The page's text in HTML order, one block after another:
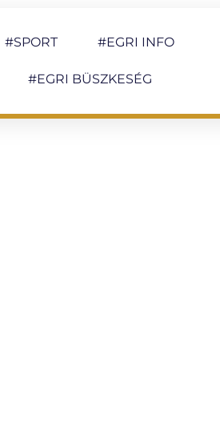
#SPORT #EGRI INFO
#EGRI BÜSZKESÉG